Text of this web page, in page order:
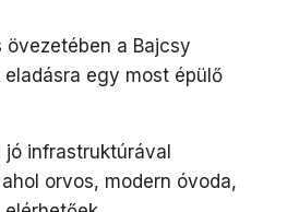
övezetében a Bajcsy
eladásra egy most épülő
infrastruktúrával
orvos, modern óvoda,